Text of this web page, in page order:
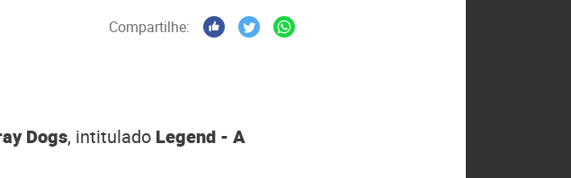
Compartilhe:
Dogs, intitulado Legend - A